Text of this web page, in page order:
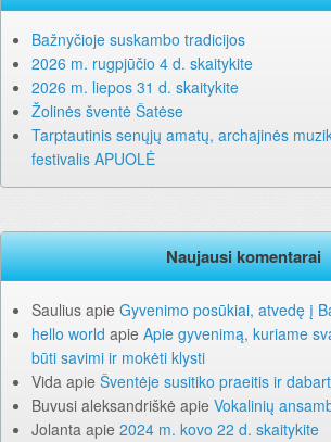
Bažnyčioje suskambo tradicijos
2026 m. rugpjūčio 4 d. skaitykite
2026 m. liepos 31 d. skaitykite
Žolinės šventė Šatėse
Tarptautinis senųjų amatų, archajinės
festivalis APUOLĖ
Naujausi komentarai
Saulius apie Gyvenimo posūkiai, atvedę į
hello world apie Apie gyvenimą, kuriame
būti savimi ir mokėti klysti
Vida apie Šventėje susitiko praeitis ir
Buvusi aleksandriškė apie Vokalinių
Jolanta apie 2024 m. kovo 22 d. skaitykite